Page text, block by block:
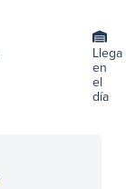
Llega
en
el
día